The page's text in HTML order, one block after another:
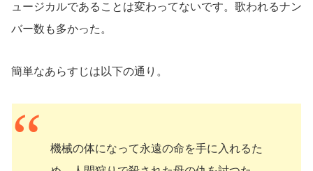
ュージカルであることは変わってないです。歌われるナン
バー数も多かった。
簡単なあらすじは以下の通り。
機械の体になって永遠の命を手に入れるた